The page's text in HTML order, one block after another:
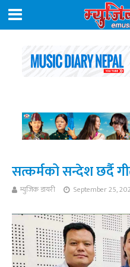
सत्कर्मको सन्देश छर्दै
म्युजिक डायरी September 25,